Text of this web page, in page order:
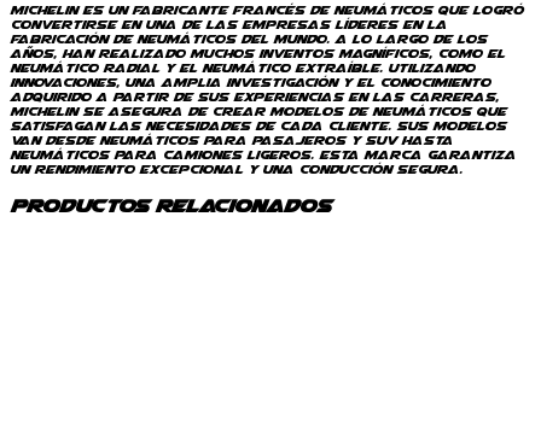
Michelin es un fabricante francés de neumáticos que logró
convertirse en una de las empresas líderes en la
fabricación de neumáticos del mundo. A lo largo de los
años, han realizado muchos inventos magníficos, como el
neumático radial y el neumático extraíble. Utilizando
innovaciones, una amplia investigación y el conocimiento
adquirido a partir de sus experiencias en las carreras,
Michelin se asegura de crear modelos de neumáticos que
satisfagan las necesidades de cada cliente. Sus modelos
van desde neumáticos para pasajeros y SUV hasta
neumáticos para camiones ligeros. Esta marca garantiza
un rendimiento excepcional y una conducción segura.
Productos relacionados